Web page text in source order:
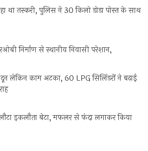
था तस्करी, पुलिस ने 30 किलो डोडा पोस्त के साथ
निर्माण से स्थानीय निवासी परेशान,
लेकिन काम अटका, 60 LPG सिलिंडरों ने बढ़ाई
इकलौता बेटा, मफलर से फंदा लगाकर किया